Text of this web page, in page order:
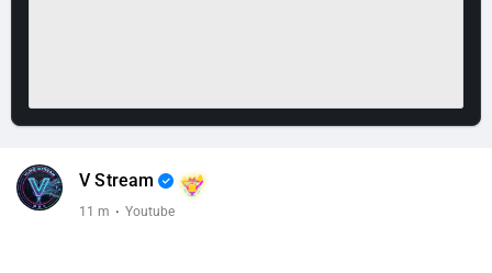
V Stream
11 m · Youtube